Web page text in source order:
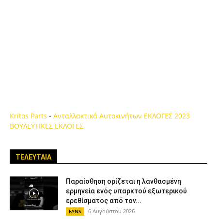
Kritos Parts - Ανταλλακτικά Αυτοκινήτων ΕΚΛΟΓΕΣ 2023
ΒΟΥΛΕΥΤΙΚΕΣ ΕΚΛΟΓΕΣ
ΤΕΛΕΥΤΑΙΑ
Παραίσθηση ορίζεται η λανθασμένη
ερμηνεία ενός υπαρκτού εξωτερικού
ερεθίσματος από τον...
FANS 6 Αυγούστου 2026